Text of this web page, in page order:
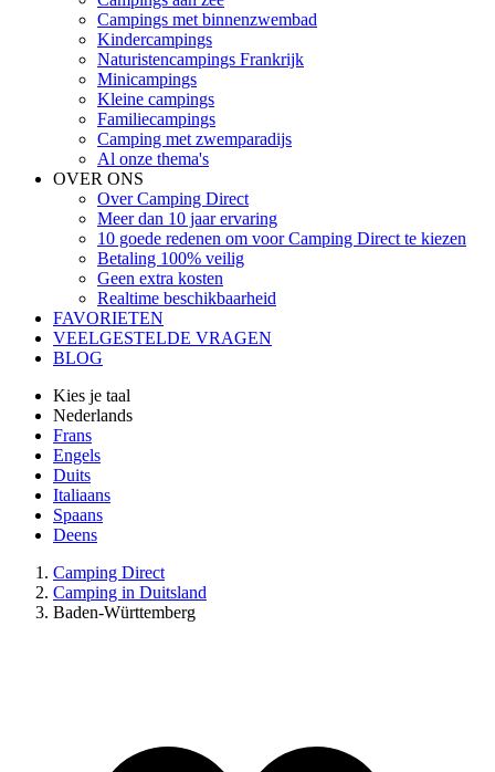
Campings met binnenzwembad
Kindercampings
Naturistencampings Frankrijk
Minicampings
Kleine campings
Familiecampings
Camping met zwemparadijs
Al onze thema's
OVER ONS
Over Camping Direct
Meer dan 10 jaar ervaring
10 goede redenen om voor Camping Direct te kiezen
Betaling 100% veilig
Geen extra kosten
Realtime beschikbaarheid
FAVORIETEN
VEELGESTELDE VRAGEN
BLOG
Kies je taal
Nederlands
Frans
Engels
Duits
Italiaans
Spaans
Deens
Camping Direct
Camping in Duitsland
Baden-Württemberg